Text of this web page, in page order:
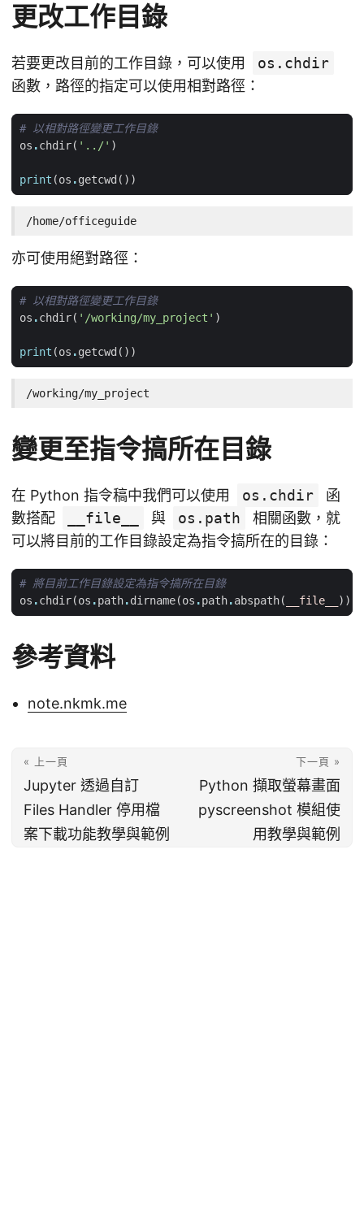
更改工作目錄
若要更改目前的工作目錄，可以使用
os.chdir
函數，路徑的指定可以使用相對路徑：
# 以相對路徑變更工作目錄
os .chdir( '../' )
print (os .getcwd ())
/home/officeguide
亦可使用絕對路徑：
# 以相對路徑變更工作目錄
os .chdir( '/working/my_project' )
print (os .getcwd ())
/working/my_project
變更至指令搞所在目錄
在 Python 指令稿中我們可以使用 os.chdir
函
數搭配
__file__ 與 os.path
相關函數，就
可以將目前的工作目錄設定為指令搞所在的目錄：
# 將目前工作目錄設定為指令搞所在目錄
os .chdir(os .path.dirname(os .path.abspath( __file__ )))
參考資料
note.nkmk.me
« 上一頁
Jupyter 透過自訂
Files Handler 停用檔
案下載功能教學與範例
下一頁 »
Python 擷取螢幕畫面
pyscreenshot 模組使
用教學與範例